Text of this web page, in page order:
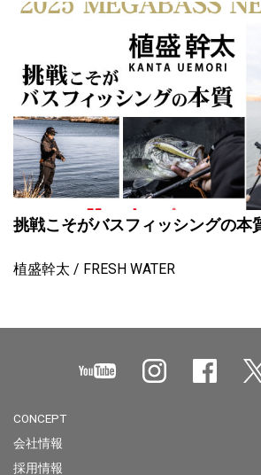
挑戦こそがバスフィッシングの本
植盛幹太 FRESH WATER
CONCEPT
会社情報
採用情報